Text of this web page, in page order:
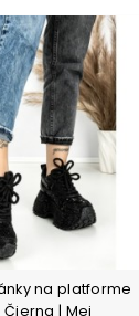
na platforme
| Mei